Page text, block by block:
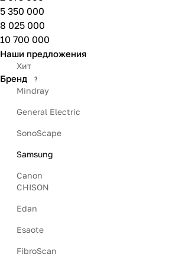
5 350 000
8 025 000
10 700 000
Наши предложения
Хит
Бренд ?
Mindray
General Electric
SonoScape
Samsung
Canon
CHISON
Edan
Esaote
FibroScan